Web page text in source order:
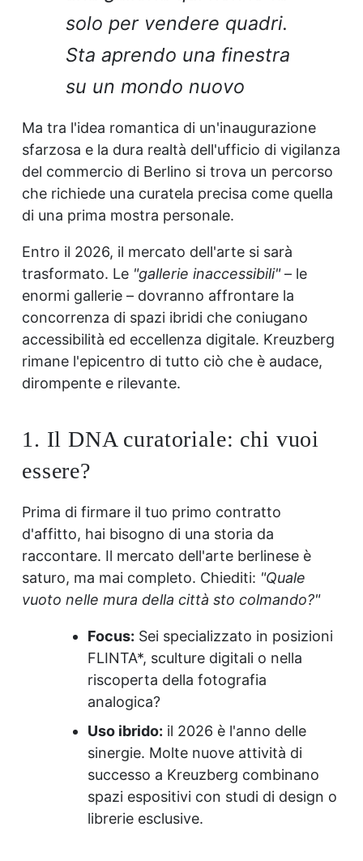
solo per vendere quadri.
Sta aprendo una finestra
su un mondo nuovo
Ma tra l'idea romantica di un'inaugurazione
sfarzosa e la dura realtà dell'ufficio di vigilanza
del commercio di Berlino si trova un percorso
che richiede una curatela precisa come quella
di una prima mostra personale.
Entro il 2026, il mercato dell'arte si sarà
trasformato. Le "gallerie inaccessibili"– le
enormi gallerie – dovranno affrontare la
concorrenza di spazi ibridi che coniugano
accessibilità ed eccellenza digitale. Kreuzberg
rimane l'epicentro di tutto ciò che è audace,
dirompente e rilevante.
1. Il DNA curatoriale: chi vuoi
essere?
Prima di firmare il tuo primo contratto
d'affitto, hai bisogno di una storia da
raccontare. Il mercato dell'arte berlinese è
saturo, ma mai completo. Chiediti: "Quale
vuoto nelle mura della città sto colmando?"
Focus: Sei specializzato in posizioni
FLINTA*, sculture digitali o nella
riscoperta della fotografia
analogica?
Uso ibrido: il 2026 è l'anno delle
sinergie. Molte nuove attività di
successo a Kreuzberg combinano
spazi espositivi con studi di design o
librerie esclusive.